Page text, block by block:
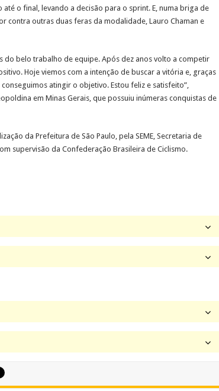
o final, levando a decisão para o sprint. E, numa briga de
contra outras duas feras da modalidade, Lauro Chaman e
do belo trabalho de equipe. Após dez anos volto a competir
Hoje viemos com a intenção de buscar a vitória e, graças
atingir o objetivo. Estou feliz e satisfeito”,
em Minas Gerais, que possuiu inúmeras conquistas de
da Prefeitura de São Paulo, pela SEME, Secretaria de
supervisão da Confederação Brasileira de Ciclismo.